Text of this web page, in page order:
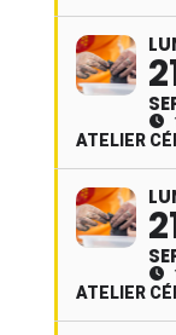
ATELIER
ATELIER